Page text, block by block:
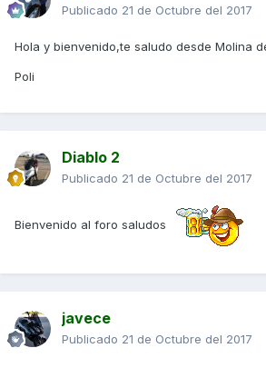
Publicado 21 de Octubre del 2017
Hola y bienvenido,te saludo desde Molina
Poli
Diablo 2
Publicado 21 de Octubre del 2017
Bienvenido al foro saludos
javece
Publicado 21 de Octubre del 2017